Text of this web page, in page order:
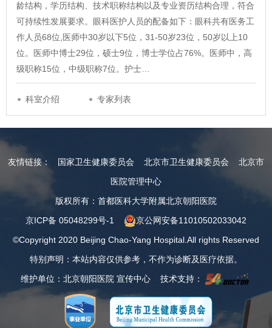
龄结构，学历结构、技术职称结构以及专业资历结构合理，符合
可持续性发展要求。眼科医护人员的配备如下：眼科共有医务工
作人员68位,医师中30岁以下5位，31-50岁23位，50岁以上10
位。医师中博士29位，硕士9位，博士学位占76%。医师中，高
级职称15位，中级职称7位。护士…
科室介绍 专家列表
友情链接： 国家卫生健康委员会 北京市卫生健康委员会
北京市
医院管理中心
版权所有：首都医科大学附属北京朝阳医院
京ICP备 05048299号-1
京公网安备11010502033042
©Copyright 2020 Beijing Chao-Yang Hospital.All rights Reserved
特别声明：本站内容仅供参考，不作为诊断及医疗依据。
维护单位：北京朝阳医院 宣传中心 技术支持：